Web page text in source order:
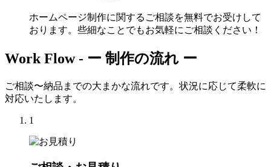
ホームページ制作に関するご相談を無料でお受けして
おります。些細なことでもお気軽にご相談ください！
Work Flow - ー 制作の流れ ー
ご相談〜納品までの大まかな流れです。状況に応じて柔軟に
対応いたします。
1